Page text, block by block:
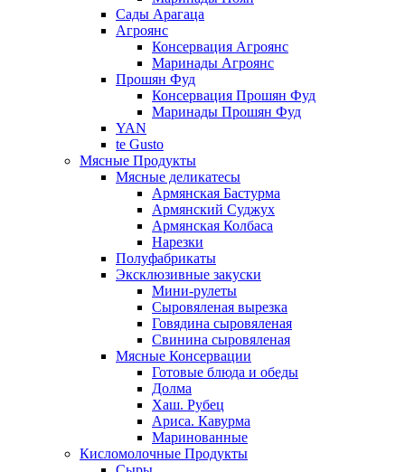
Сады Арагаца
Агроянс
Консервация Агроянс
Маринады Агроянс
Прошян Фуд
Консервация Прошян Фуд
Маринады Прошян Фуд
YAN
te Gusto
Мясные Продукты
Мясные деликатесы
Армянская Бастурма
Армянский Суджух
Армянская Колбаса
Нарезки
Полуфабрикаты
Эксклюзивные закуски
Мини-рулеты
Сыровяленая вырезка
Говядина сыровяленая
Свинина сыровяленая
Мясные Консервации
Готовые блюда и обеды
Долма
Хаш. Рубец
Ариса. Кавурма
Маринованные
Кисломолочные Продукты